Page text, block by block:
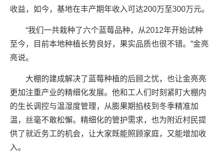
收益，如今，基地在丰产期年收入可达200万至300万元。
“我们一共栽种了六个蓝莓品种，从2012年开始试种
至今，目前本地种植长势良好，果实品质也很不错。”金亮
亮说。
大棚的建成解决了蓝莓种植的后顾之忧，也让金亮亮
更加注重产业的精细化发展。他和工人们时刻紧盯大棚内
的生长调控与温湿度管理，从膨果期掐枝到冬季精准加
温，丝毫不敢松懈。精细化的管护需求，也为附近村民提
供了就近务工的机会，让大家既能照顾家庭，又能增加收
入。